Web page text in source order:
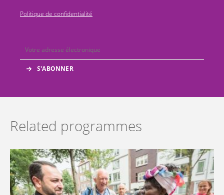
Politique de confidentialité
Related programmes